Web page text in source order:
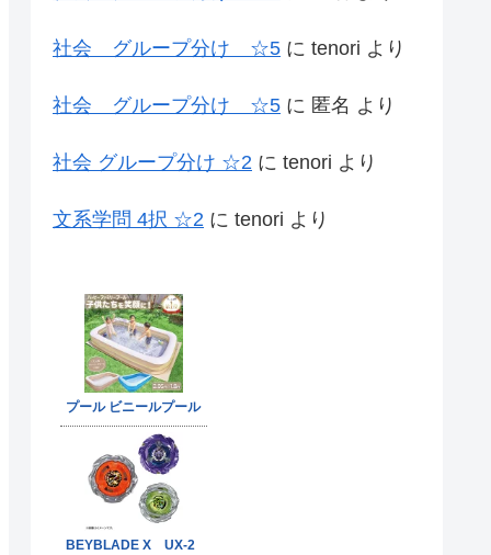
社会 グループ分け ☆5 に tenori より
社会 グループ分け ☆5 に 匿名 より
社会 グループ分け ☆2 に tenori より
文系学問 4択 ☆2 に tenori より